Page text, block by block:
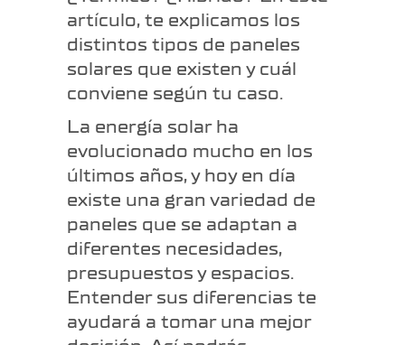
artículo, te explicamos los
distintos tipos de paneles
solares que existen y cuál
conviene según tu caso.
La energía solar ha
evolucionado mucho en los
últimos años, y hoy en día
existe una gran variedad de
paneles que se adaptan a
diferentes necesidades,
presupuestos y espacios.
Entender sus diferencias te
ayudará a tomar una mejor